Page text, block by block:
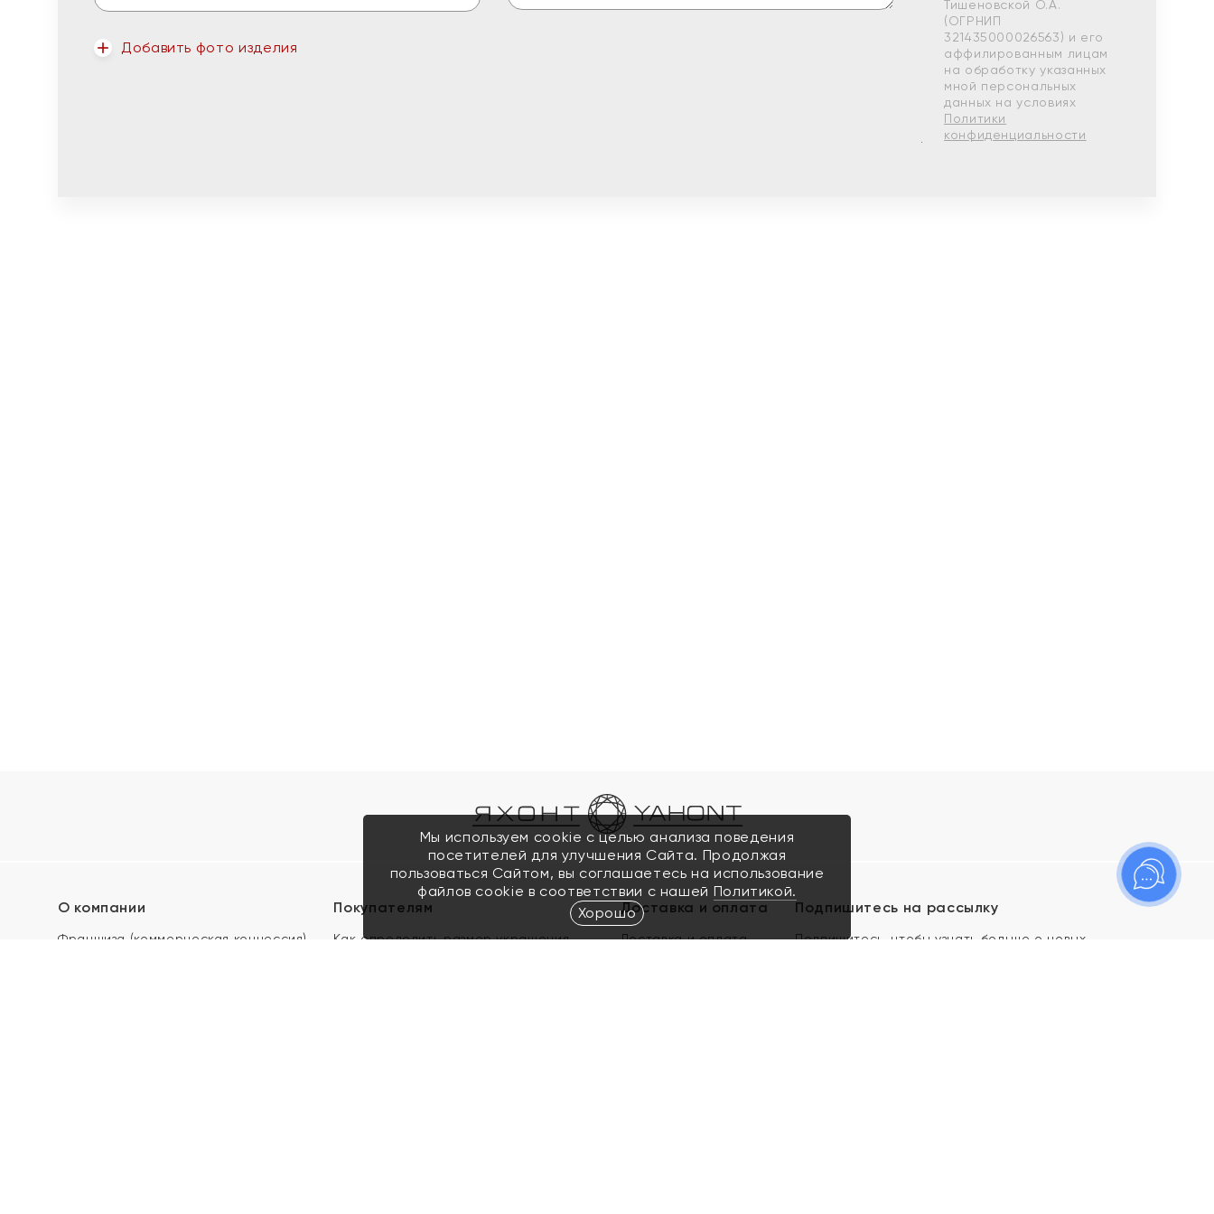
Добавить фото изделия
Тишеновской О.А.
(ОГРНИП
321435000026563) и его
аффилированным лицам
на обработку указанных
мной персональных
данных на условиях
Политики
конфиденциальности
О компании
Франшиза (коммерческая концессия)
Покупателям
Как определить размер украшения
Доставка и оплата
Доставка и оплата
Подпишитесь на рассылку
Подпишитесь, чтобы узнать больше о новых
Мы используем cookie с целью анализа поведения
посетителей для улучшения Сайта. Продолжая
пользоваться Сайтом, вы соглашаетесь на использование
файлов cookie в соответствии с нашей Политикой.
Хорошо